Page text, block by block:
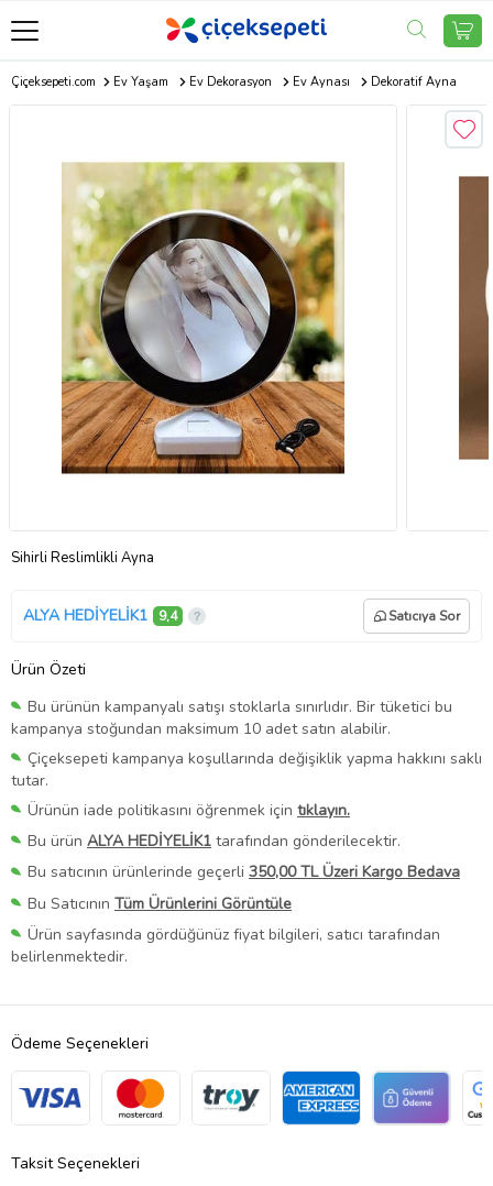
Çiçeksepeti.com Ev Yaşam Ev Dekorasyon Ev Aynası Dekoratif Ayna
Sihirli Reslimlikli Ayna
ALYA HEDİYELİK1 9,4 Satıcıya Sor
Ürün Özeti
Bu ürünün kampanyalı satışı stoklarla sınırlıdır. Bir tüketici bu
kampanya stoğundan maksimum 10 adet satın alabilir.
Çiçeksepeti kampanya koşullarında değişiklik yapma hakkını saklı
tutar.
Ürünün iade politikasını öğrenmek için tıklayın.
Bu ürün ALYA HEDİYELİK1 tarafından gönderilecektir.
Bu satıcının ürünlerinde geçerli 350,00 TL Üzeri Kargo Bedava
Bu Satıcının Tüm Ürünlerini Görüntüle
Ürün sayfasında gördüğünüz fiyat bilgileri, satıcı tarafından
belirlenmektedir.
Ödeme Seçenekleri
Taksit Seçenekleri